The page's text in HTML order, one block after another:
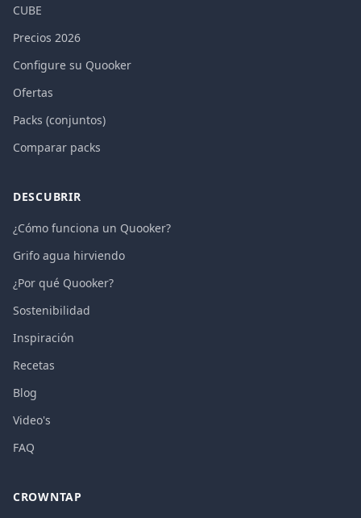
CUBE
Precios 2026
Configure su Quooker
Ofertas
Packs (conjuntos)
Comparar packs
DESCUBRIR
¿Cómo funciona un Quooker?
Grifo agua hirviendo
¿Por qué Quooker?
Sostenibilidad
Inspiración
Recetas
Blog
Video's
FAQ
CROWNTAP